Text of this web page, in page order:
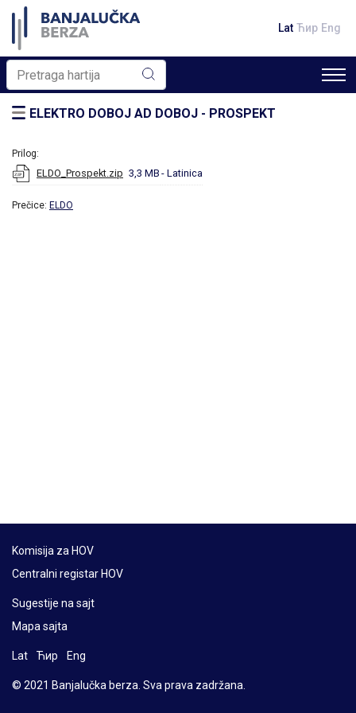
Lat Ћир Eng
ELEKTRO DOBOJ AD DOBOJ - PROSPEKT
Prilog:
ELDO_Prospekt.zip 3,3 MB - Latinica
Prečice: ELDO
Komisija za HOV
Centralni registar HOV
Sugestije na sajt
Mapa sajta
Lat Ћир Eng
© 2021 Banjalučka berza. Sva prava zadržana.